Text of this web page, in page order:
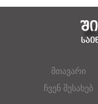
მთავარი
ჩვენ შესახებ